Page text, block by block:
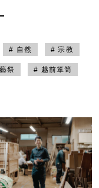
# 自然 # 宗教
祭 # 越前箪笥